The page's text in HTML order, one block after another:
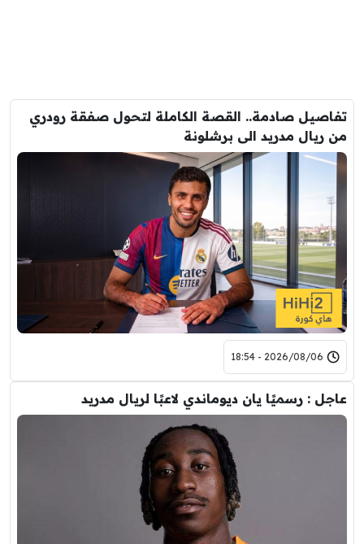
تفاصيل صادمة.. القصة الكاملة لتحول صفقة رودري
من ريال مدريد الى برشلونة
2026/08/06 - 18:54
عاجل : رسميًا يان ديوماندي لاعبًا لريال مدريد